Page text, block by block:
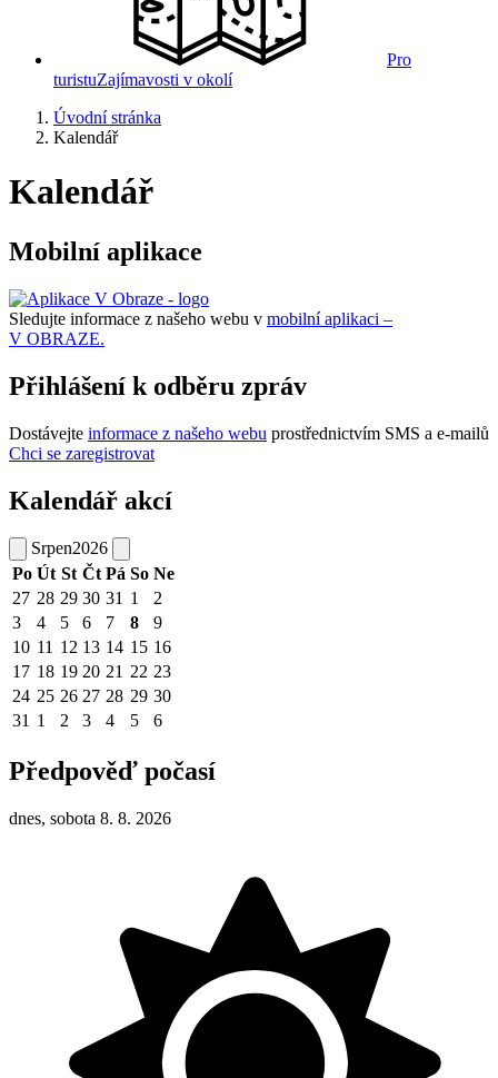
Pro
turistuZajímavosti v okolí
Úvodní stránka
Kalendář
Kalendář
Mobilní aplikace
Sledujte informace z našeho webu v mobilní aplikaci –
V OBRAZE.
Přihlášení k odběru zpráv
Dostávejte informace z našeho webu prostřednictvím SMS a e-mailů
Chci se zaregistrovat
Kalendář akcí
Srpen2026
Po Út St Čt Pá So Ne
27 28 29 30 31 1
2
3
4 5 6 7 8
9
10 11 12 13 14 15 16
17 18 19 20 21 22 23
24 25 26 27 28 29 30
31 1 2 3 4 5 6
Předpověď počasí
dnes, sobota 8. 8. 2026